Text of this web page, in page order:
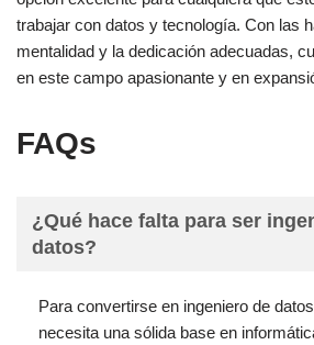
trabajar con datos y tecnología. Con las
mentalidad y la dedicación adecuadas,
en este campo apasionante y en
FAQs
¿Qué hace falta para ser
datos?
Para convertirse en ingeniero de
necesita una sólida base en